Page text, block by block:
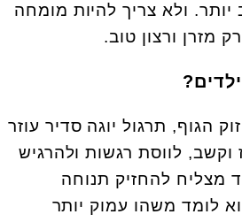
יותר. ולא צריך להיות מומחה
מזרן ורצון טוב.
?
הגוף, תרגול יוגה סדיר עוזר
וקשב, לווסת רגשות ולהרגיש
מצליח להחזיק תנוחה
לומד משהו עמוק יותר